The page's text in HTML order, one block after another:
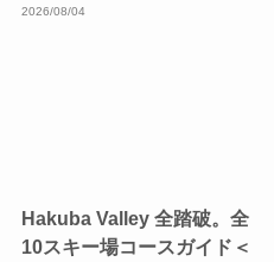
2026/08/04
Hakuba Valley 全踏破。全
10スキー場コースガイド＜